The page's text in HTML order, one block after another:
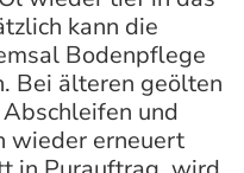
kann die
Bodenpflege
Bei älteren geölten
und
wieder erneuert